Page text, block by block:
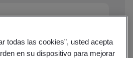
prices
todas las cookies”, usted acepta
en su dispositivo para mejorar